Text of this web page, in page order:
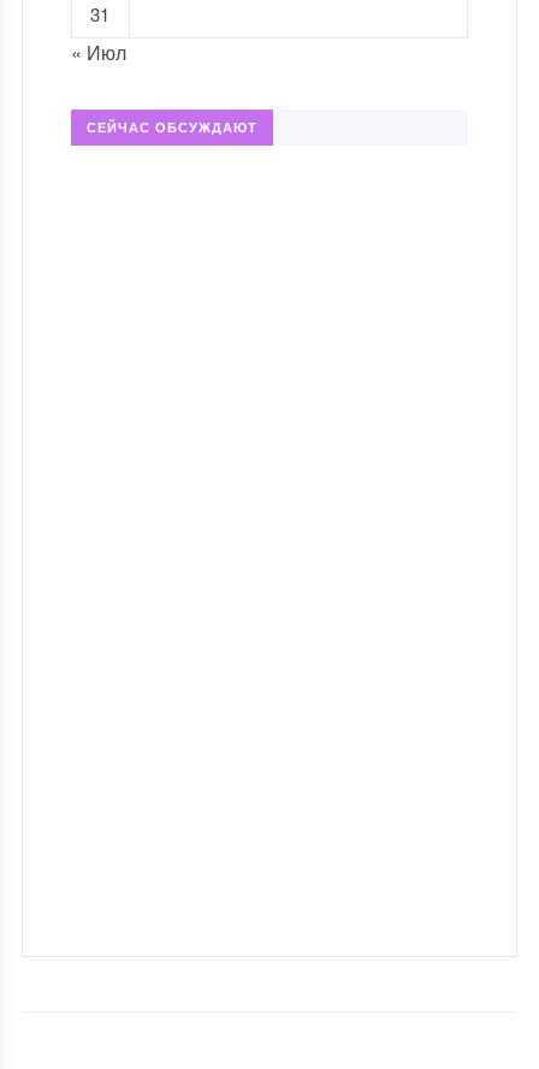
31
« Июл
СЕЙЧАС ОБСУЖДАЮТ